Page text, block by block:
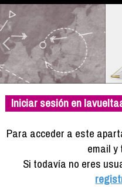
Quienes somos
El proyecto
Blog
Viaja con nosotros
Camino solidario
Libros
Compañeros de viaje
Info viajeros
Iniciar sesión en
Para acceder a este
email y
Si todavía no eres